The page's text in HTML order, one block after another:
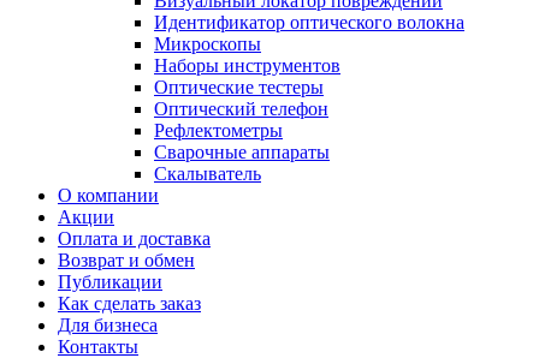
Идентификатор оптического волокна
Микроскопы
Наборы инструментов
Оптические тестеры
Оптический телефон
Рефлектометры
Сварочные аппараты
Скалыватель
О компании
Акции
Оплата и доставка
Возврат и обмен
Публикации
Как сделать заказ
Для бизнеса
Контакты